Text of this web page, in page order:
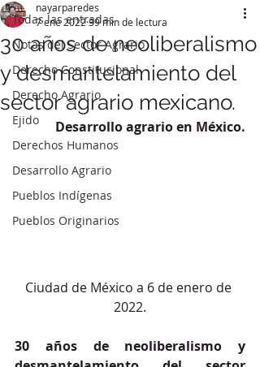
Todas las entradas
Notas del Sector Agrario
Derecho Constitucional
Derecho Agrario
Ejido
Derechos Humanos
Desarrollo Agrario
Pueblos Indígenas
Pueblos Originarios
30 años de neoliberalismo
y desmantelamiento del
sector agrario mexicano.
nayarparedes
7 ene 202239 min de lectura
Desarrollo agrario en México.
Ciudad de México a 6 de enero de
2022.
30 años de neoliberalismo y